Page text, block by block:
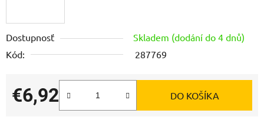
Dostupnosť
Skladem (dodání do 4 dnů)
Kód:
287769
€6,92
Jednotková cena:
DO KOŠÍKA